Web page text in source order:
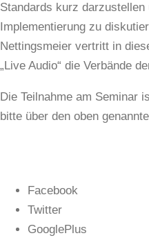
Standards kurz
Implementierung zu
Nettingsmeier vertritt in
„Live Audio“ die Verbände
Die Teilnahme am Seminar
bitte über den oben
Facebook
Twitter
GooglePlus